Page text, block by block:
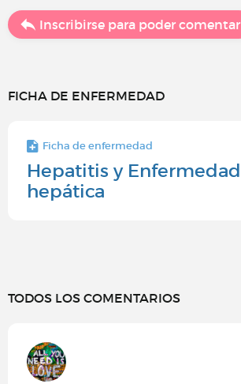
Inscribirse para poder comentar
FICHA DE ENFERMEDAD
Ficha de enfermedad
Hepatitis y Enfermedad
hepática
TODOS LOS COMENTARIOS